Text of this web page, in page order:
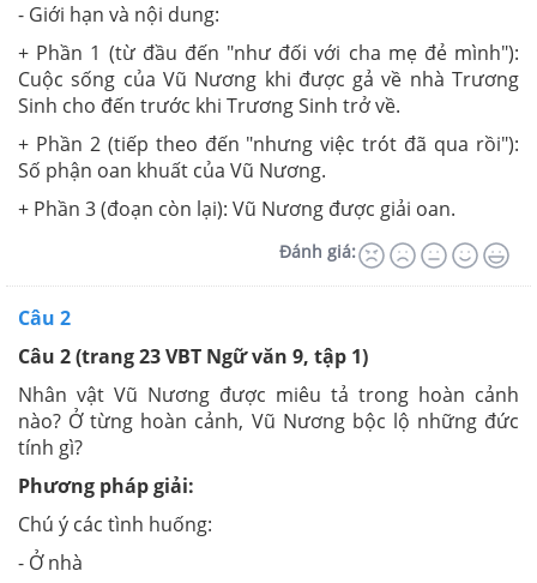
- Giới hạn và nội dung:
+ Phần 1 (từ đầu đến "như đối với cha mẹ đẻ mình"):
Cuộc sống của Vũ Nương khi được gả về nhà Trương
Sinh cho đến trước khi Trương Sinh trở về.
+ Phần 2 (tiếp theo đến "nhưng việc trót đã qua rồi"):
Số phận oan khuất của Vũ Nương.
+ Phần 3 (đoạn còn lại): Vũ Nương được giải oan.
Đánh giá:
Câu 2
Câu 2(trang 23 VBT Ngữ văn 9, tập 1)
Nhân vật Vũ Nương được miêu tả trong hoàn cảnh
nào? Ở từng hoàn cảnh, Vũ Nương bộc lộ những đức
tính gì?
Phương pháp giải:
Chú ý các tình huống:
- Ở nhà